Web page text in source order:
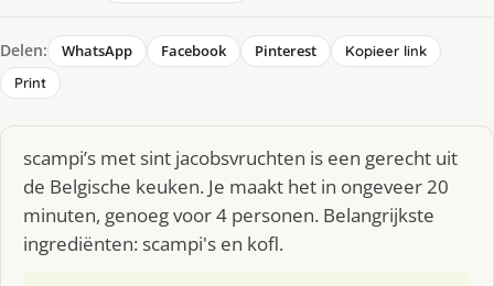
Delen: WhatsApp Facebook Pinterest
Kopieer link
Print
scampi’s met sint jacobsvruchten is een gerecht uit
de Belgische keuken. Je maakt het in ongeveer 20
minuten, genoeg voor 4 personen. Belangrijkste
ingrediënten: scampi's en kofl.